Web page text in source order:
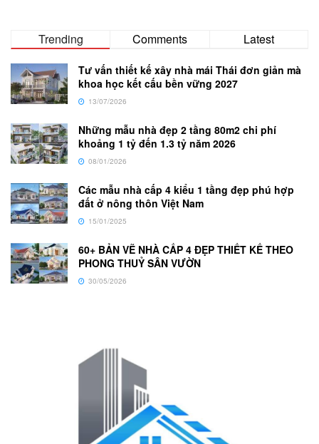
Trending Comments Latest
Tư vấn thiết kế xây nhà mái Thái đơn giản mà
khoa học kết cấu bền vững 2027
13/07/2026
Những mẫu nhà đẹp 2 tầng 80m2 chi phí
khoảng 1 tỷ đến 1.3 tỷ năm 2026
08/01/2026
Các mẫu nhà cấp 4 kiểu 1 tầng đẹp phú hợp
đất ở nông thôn Việt Nam
15/01/2025
60+ BẢN VẼ NHÀ CẤP 4 ĐẸP THIẾT KẾ THEO
PHONG THUỶ SÂN VƯỜN
30/05/2026